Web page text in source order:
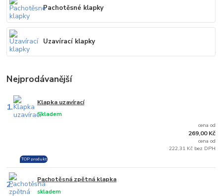
Pachotěsné klapky
Uzavírací klapky
Nejprodávanější
1. Klapka uzavírací
Skladem
TOP produkt
cena od
269,00 Kč
cena od
222,31 Kč bez DPH
2. Pachotěsná zpětná klapka
skladem